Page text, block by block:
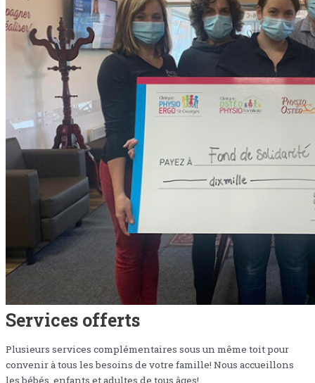
Services offerts
Plusieurs services complémentaires sous un même toit pour
convenir à tous les besoins de votre famille! Nous accueillons
les bébés, enfants et adultes de tous âges!